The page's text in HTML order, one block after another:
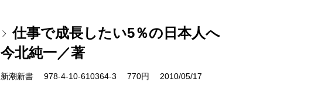
仕事で成長したい5％の日本人へ
今北純一／著
新潮新書 978-4-10-610364-3 770円 2010/05/17